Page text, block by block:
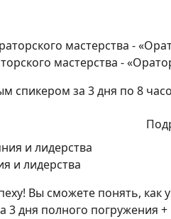
мастерства -
спикером за 3 дня по 8
и лидерства
Вы сможете понять, как
дня полного погружения